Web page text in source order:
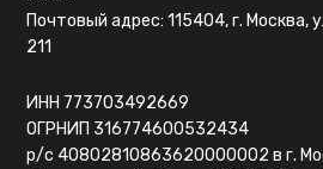
Почтовый адрес: 115404, г. Москва,
211
ИНН 773703492669
ОГРНИП 316774600532434
р/с 40802810863620000002 в г.